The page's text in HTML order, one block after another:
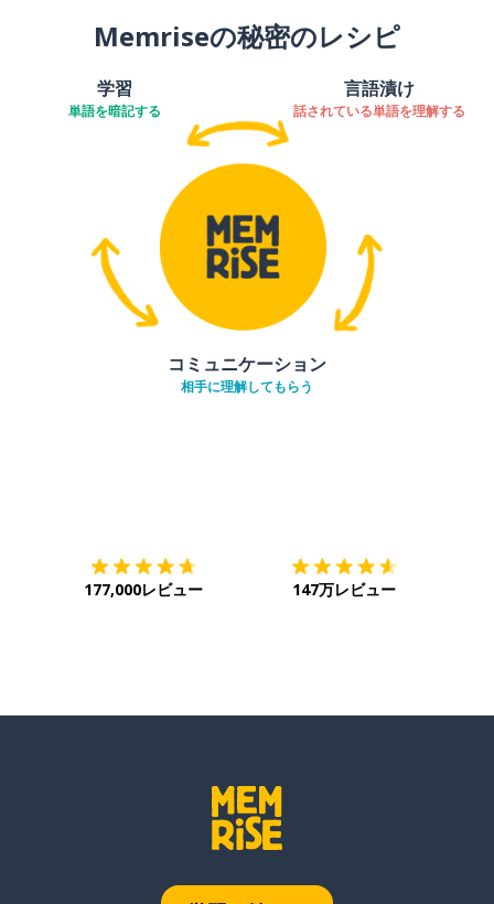
Memriseの秘密のレシピ
学習
単語を暗記する
言語漬け
話されている単語を理解する
コミュニケーション
相手に理解してもらう
177,000レビュー 147万レビュー